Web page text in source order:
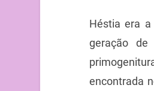
Héstia era
geração
encontrada